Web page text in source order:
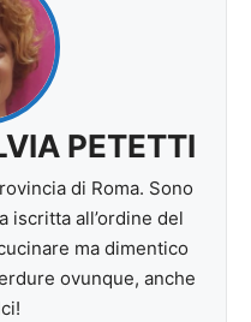
PETETTI
di Roma. Sono
iscritta all’ordine del
ma dimentico
ovunque, anche